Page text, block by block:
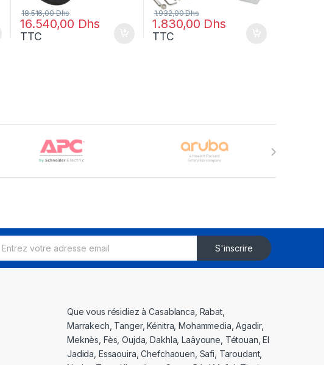
16.540,00 Dhs
18.516,00Dhs
TTC
1.830,00 Dhs
1.932,00Dhs
TTC
S'inscrire
Que vous résidiez à Casablanca, Rabat,
Marrakech, Tanger, Kénitra, Mohammedia, Agadir,
Meknès, Fès, Oujda, Dakhla, Laâyoune, Tétouan, El
Jadida, Essaouira, Chefchaouen, Safi, Taroudant,